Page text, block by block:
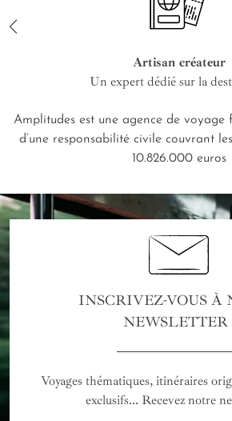
Artisan créateur
Un expert dédié sur la
Amplitudes est une agence de voyage
d’une responsabilité civile couvrant
10.826.000 euros
INSCRIVEZ-VOUS À
NEWSLETTER
Voyages thématiques, itinéraires
exclusifs... Recevez notre